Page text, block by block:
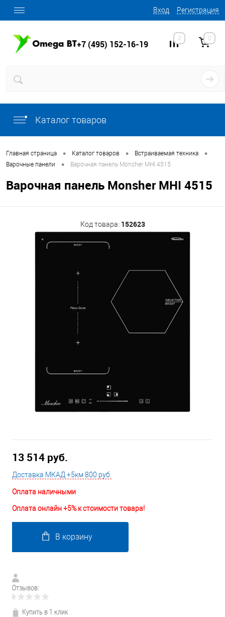
Вход Регистрация
+7 (495) 152-16-19
0 0
Каталог товаров
Главная страница • Каталог товаров • Встраиваемая техника •
Варочные панели • Варочная панель Monsher MHI 4515
Варочная панель Monsher MHI 4515
Код товара: 152623
13 514 руб.
Доставка МКАД +5км 800 руб.
Оплата наличными
Оплата онлайн +5% к стоимости товара!
В корзину
Отзывов:
Купить в 1 клик